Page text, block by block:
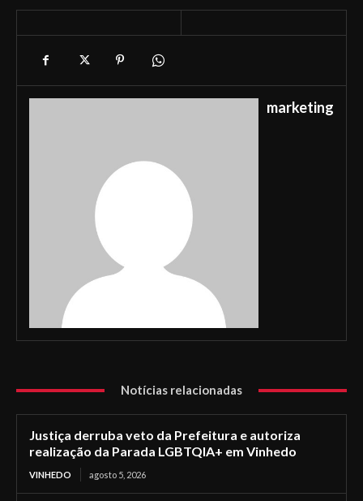
marketing
Notícias relacionadas
Justiça derruba veto da Prefeitura e autoriza
realização da Parada LGBTQIA+ em Vinhedo
VINHEDO agosto 5, 2026